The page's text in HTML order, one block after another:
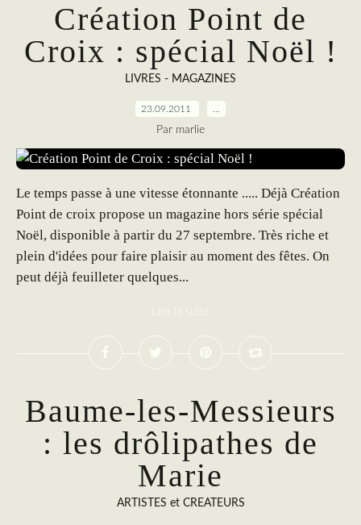
Création Point de
Croix : spécial Noël !
LIVRES - MAGAZINES
23.09.2011
Par marlie
Le temps passe à une vitesse étonnante ..... Déjà Création
Point de croix propose un magazine hors série spécial
Noël, disponible à partir du 27 septembre. Très riche et
plein d'idées pour faire plaisir au moment des fêtes. On
peut déjà feuilleter quelques...
Baume-les-Messieurs
: les drôlipathes de
Marie
ARTISTES et CREATEURS